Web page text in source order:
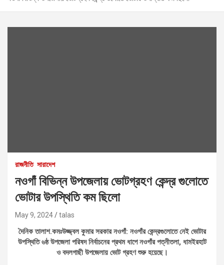
রাজনীতি সারাদেশ
নওগাঁ বিভিন্ন উপজেলায় ভোটগ্রহণ কেন্দ্র গুলোতে
ভোটার উপস্থিতি কম ছিলো
May 9, 2024 talas
দৈনিক তালাশ.কমঃউজ্জ্বল কুমার সরকার নওগাঁ: নওগাঁর কেন্দ্রগুলোতে নেই ভোটার
উপস্থিতি ৬ষ্ঠ উপজেলা পরিষদ নির্বাচনের প্রথম ধাপে নওগাঁর পত্নীতলা, ধামইরহাট
ও বদলগাছী উপজেলায় ভোট গ্রহণ শুরু হয়েছে।